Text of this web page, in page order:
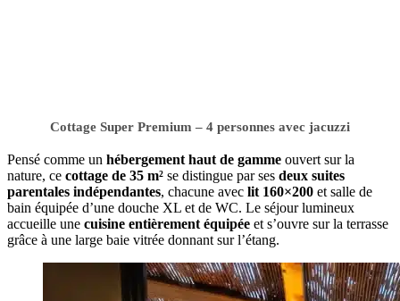
Cottage Super Premium – 4 personnes avec jacuzzi
Pensé comme un hébergement haut de gamme ouvert sur la
nature, ce cottage de 35 m² se distingue par ses deux suites
parentales indépendantes, chacune avec lit 160×200 et salle de
bain équipée d’une douche XL et de WC. Le séjour lumineux
accueille une cuisine entièrement équipée et s’ouvre sur la terrasse
grâce à une large baie vitrée donnant sur l’étang.